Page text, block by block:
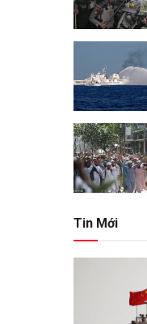
Tin Mới